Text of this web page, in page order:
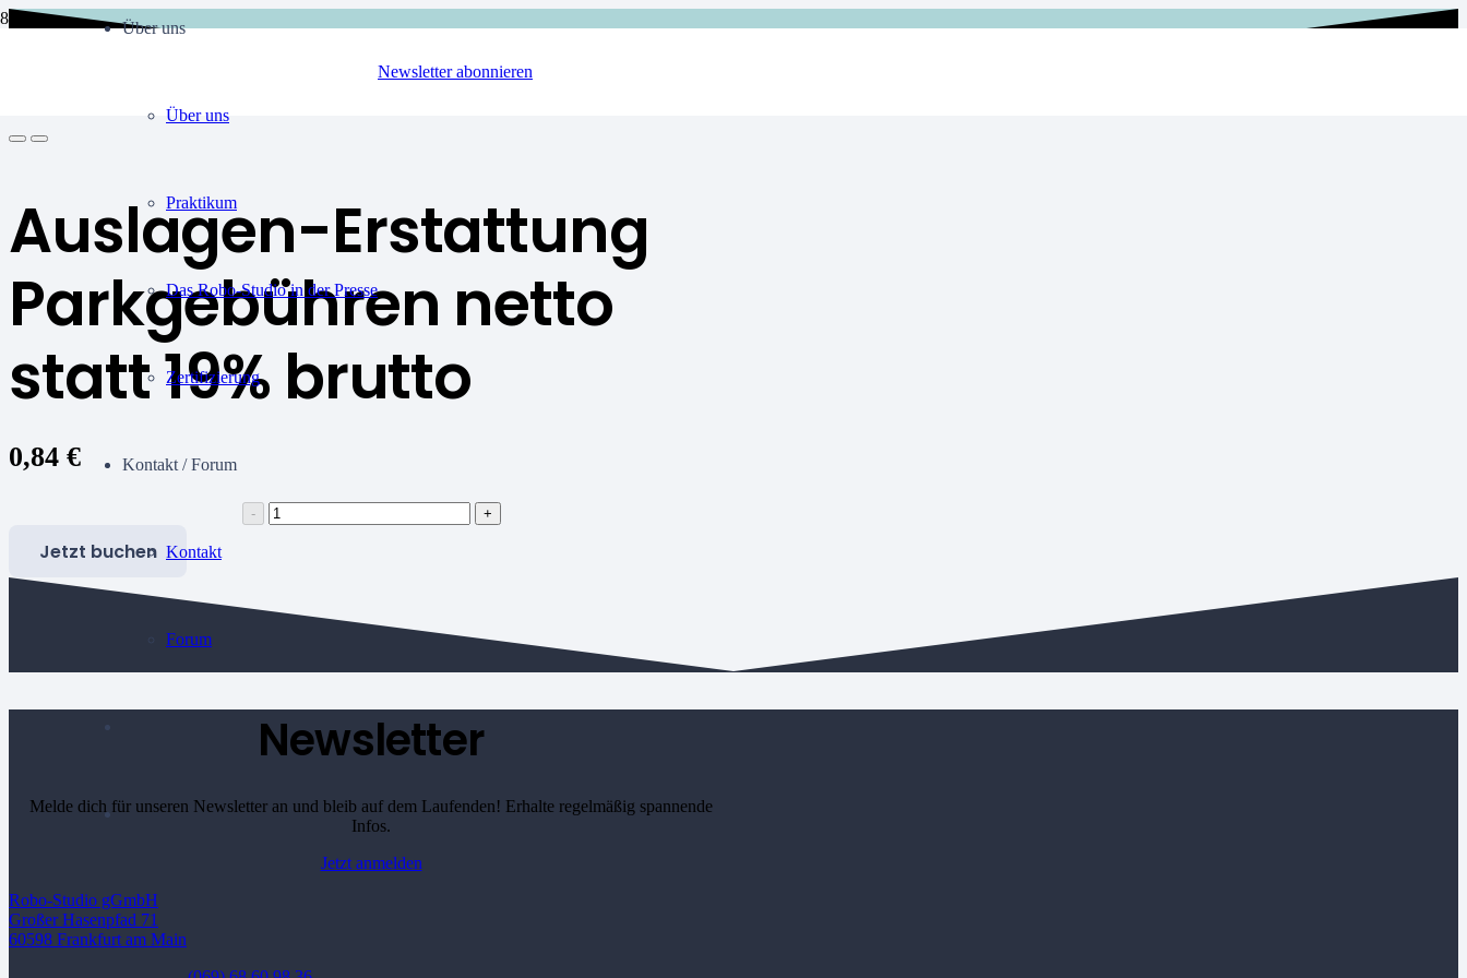
Über uns
Über uns
Praktikum
Das Robo-Studio in der Presse
Zertifizierung
Kontakt / Forum
Kontakt
Forum
Newsletter abonnieren
Auslagen-Erstattung
Parkgebühren netto
statt 19% brutto
0,84 €
Auslagen-
Erstattung
19%
Jetzt buchen
Newsletter
Melde dich für unseren Newsletter an und bleib auf dem Laufenden! Erhalte regelmäßig spannende
Infos.
Jetzt anmelden
Robo-Studio gGmbH
Großer Hasenpfad 71
60598 Frankfurt am Main